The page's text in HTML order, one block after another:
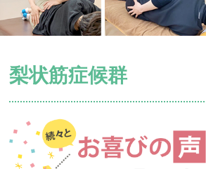
梨状筋症候群